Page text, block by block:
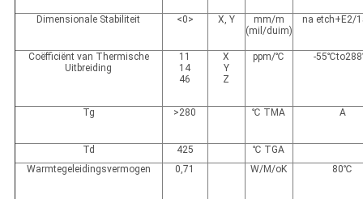
Dimensionale Stabiliteit <0> X, Y
mm/m
(mil/duim)
na etch+E2/
Coëfficiënt van Thermische
Uitbreiding
11
14
46
X
Y
Z
ppm/℃ -
Tg >280 ℃ TMA A
Td 425
℃ TGA
Warmtegeleidingsvermogen
0,71 W/M/oK 80℃